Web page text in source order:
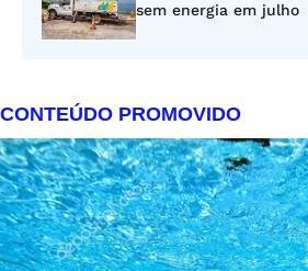
sem energia em julho